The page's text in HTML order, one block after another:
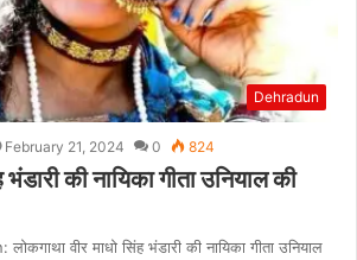
Dehradun
February 21, 2024 0 824
की नायिका गीता उनियाल की
वीर माधो सिंह भंडारी की नायिका गीता उनियाल